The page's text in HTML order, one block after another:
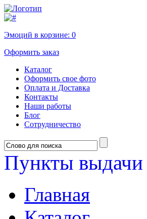
Эмоций в корзине: 0
Оформить заказ
Каталог
Оформить свое фото
Оплата и Доставка
Контакты
Наши работы
Блог
Сотрудничество
Пункты выдачи
Главная